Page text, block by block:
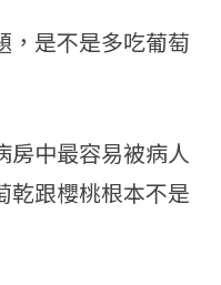
，是不是多吃葡萄
房中最容易被病人
乾跟櫻桃根本不是